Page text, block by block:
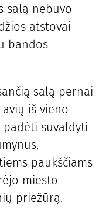
salą nebuvo
atstovai
bandos
salą pernai
iš vieno
padėti suvaldyti
paukščiams
miesto
priežūrą.